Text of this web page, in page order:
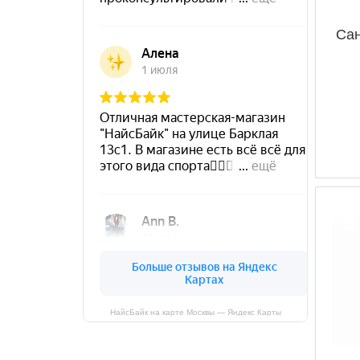
НайсБайк на карте Москвы — Яндекс Карты